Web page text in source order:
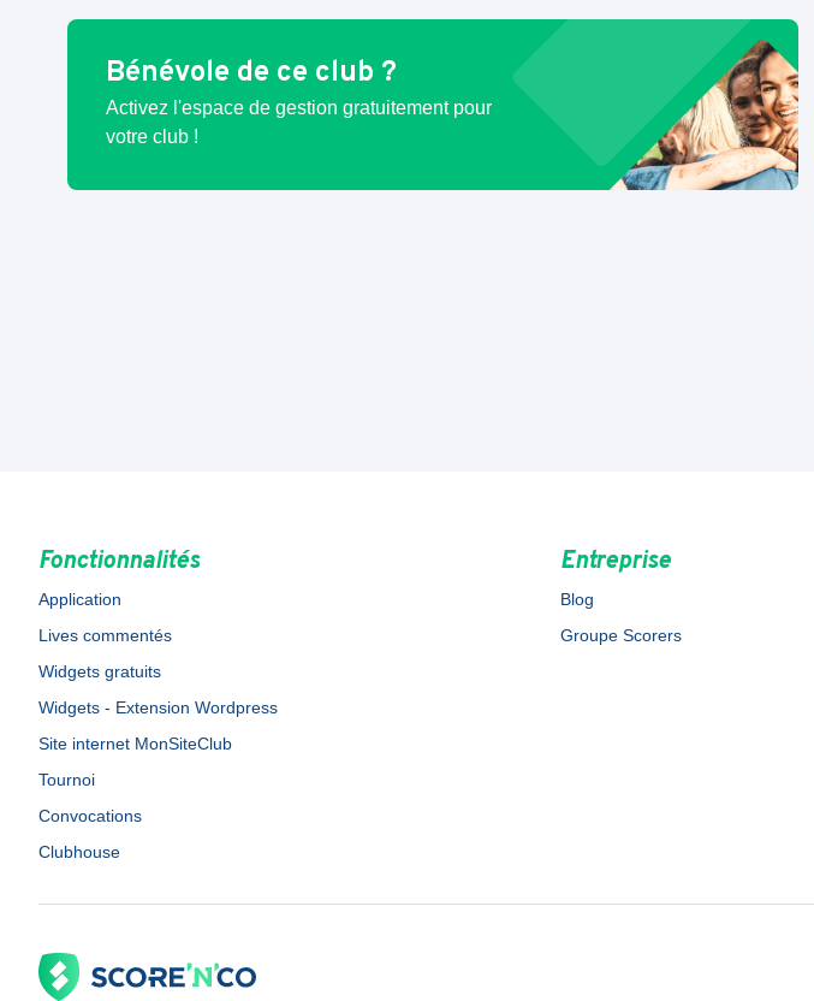
Bénévole de ce club ?
Activez l'espace de gestion gratuitement pour
votre club !
Fonctionnalités
Application
Lives commentés
Widgets gratuits
Widgets - Extension Wordpress
Site internet MonSiteClub
Tournoi
Convocations
Clubhouse
Entreprise
Blog
Groupe Scorers